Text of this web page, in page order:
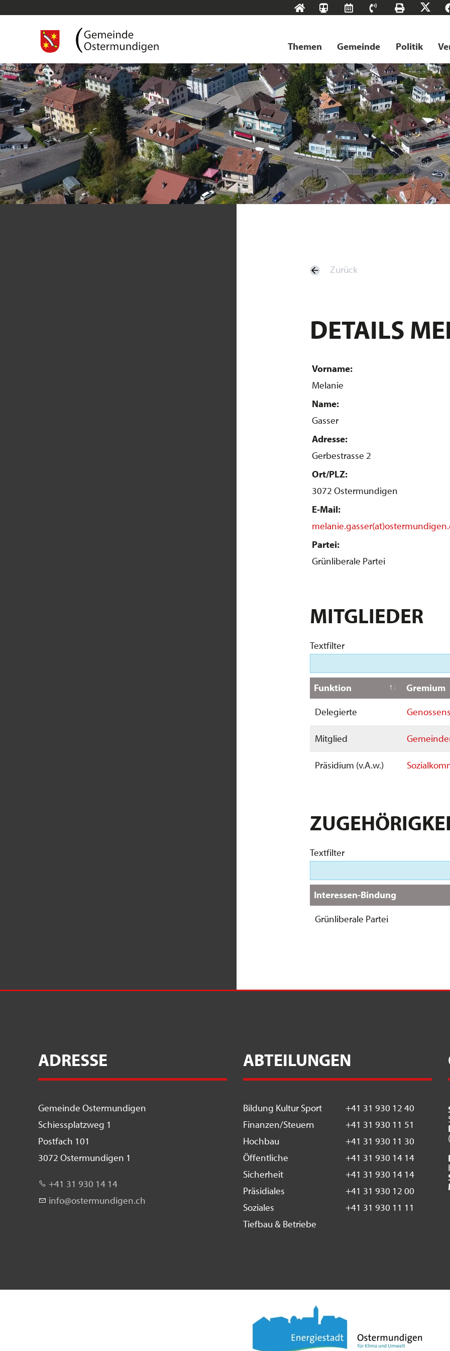
StartSBB-
RMS Kontakt
Themen Gemeinde Politik
Zurück
DETAILS
Vorname:
Melanie
Name:
Gasser
Adresse:
Gerbestrasse 2
Ort/PLZ:
3072 Ostermundigen
E-Mail:
Partei:
Grünliberale Partei
MITGLIEDER
Textfilter
Funktion
Gremium
Delegierte
Mitglied
Präsidium (v.A.w.)
Textfilter
Interessen-Bindung
Grünliberale Partei
ADRESSE
Gemeinde Ostermundigen
Schiessplatzweg 1
Postfach 101
3072 Ostermundigen 1
+41 31 930 14 14
nf
st rm nd g n ch
ABTEILUNGEN
Bildung Kultur Sport
Finanzen/Steuern
Hochbau
Öffentliche
Sicherheit
Präsidiales
Soziales
Tiefbau & Betriebe
+41 31 930 12 40
+41 31 930 11 51
+41 31 930 11 30
+41 31 930 14 14
+41 31 930 14 14
+41 31 930 12 00
+41 31 930 11 11